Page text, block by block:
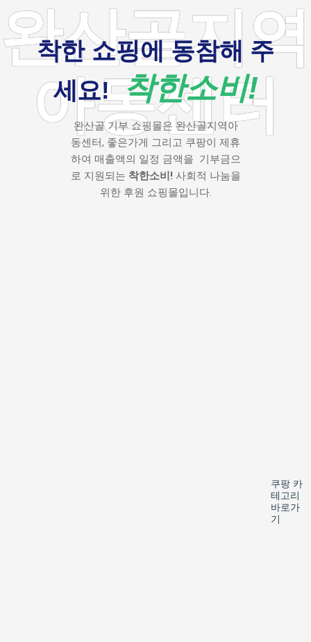
완산골지역
아동센터
착한 쇼핑에 동참해 주
세요!착한소비!
완산골 기부 쇼핑몰은 완산골지역아
동센터, 좋은가게 그리고 쿠팡이 제휴
하여 매출액의 일정 금액을 기부금으
로 지원되는 착한소비! 사회적 나눔을
위한 후원 쇼핑몰입니다.
쿠팡 카
테고리
바로가
기